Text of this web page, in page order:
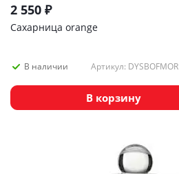
2 550 ₽
Сахарница orange
В наличии Артикул: DYSBOFMOR
В корзину